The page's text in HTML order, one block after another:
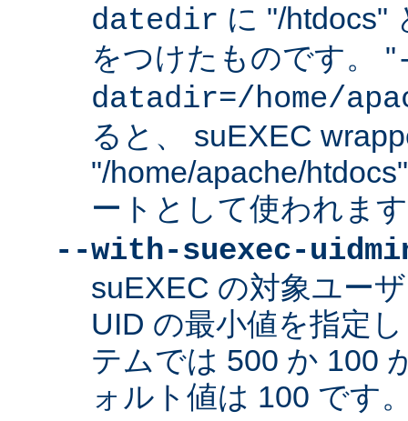
datedir に "/htdocs"
をつけたものです。 "
datadir=/home/
ると、 suEXEC
"/home/apache/
ートとして使われま
--with-suexec-
suEXEC の対象ユー
UID の最小値を指定
テムでは 500 か 100
ォルト値は 100 です